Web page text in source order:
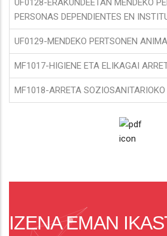
UF0128-ERAKUNDEETAN MENDEKO
PERSONAS DEPENDIENTES EN
UF0129-MENDEKO PERTSONEN
MF1017-HIGIENE ETA ELIKAGAI
MF1018-ARRETA
IZENA EMAN